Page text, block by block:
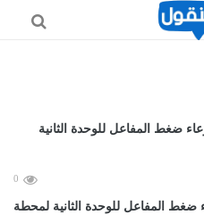
0
المفاعل للوحدة الثانية لمحطة